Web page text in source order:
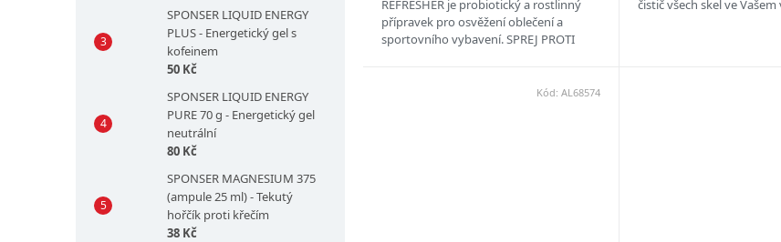
SPONSER LIQUID ENERGY
PLUS - Energetický gel s
kofeinem
50 Kč
SPONSER LIQUID ENERGY
PURE 70 g - Energetický gel
neutrální
80 Kč
SPONSER MAGNESIUM 375
(ampule 25 ml) - Tekutý
hořčík proti křečím
38 Kč
REFRESHER je probiotický a rostlinný
přípravek pro osvěžení oblečení a
sportovního vybavení. SPREJ PROTI
čistič všech skel ve Vašem
Kód: AL68574